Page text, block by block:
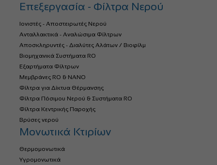
Επεξεργασία - Φίλτρα Νερού
Ιονιστές - Αποστειρωτές Νερού
Ανταλλακτικά - Αναλώσιμα Φίλτρων
Αποσκληρυντές - Διαλύτες Αλάτων / Βιοφίλμ
Βιομηχανικά Συστήματα RO
Εξαρτήματα Φίλτρων
Μεμβράνες RO & NANO
Φίλτρα για Δίκτυα Θέρμανσης
Φίλτρα Πόσιμου Νερού & Συστήματα RO
Φίλτρα Κεντρικής Παροχής
Βρύσες νερού
Μονωτικά Κτιρίων
Θερμομονωτικά
Υγρομονωτικά